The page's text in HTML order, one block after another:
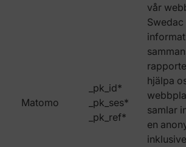
Matomo
_pk_id*
_pk_ses*
_pk_ref*
vår
hjälpa
samlar
en